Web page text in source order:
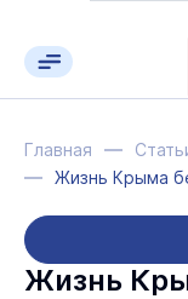
Главная
Жизнь Крыма
Жизнь